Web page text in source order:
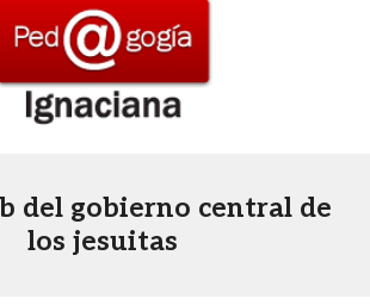
del gobierno central de
los jesuitas